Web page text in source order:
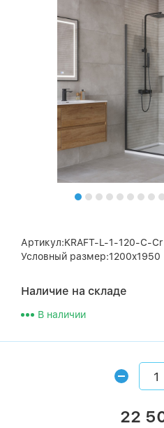
Артикул:KRAFT-L-1-120-C-Cr
Условный размер:1200x1950
Наличие на складе
В наличии
22